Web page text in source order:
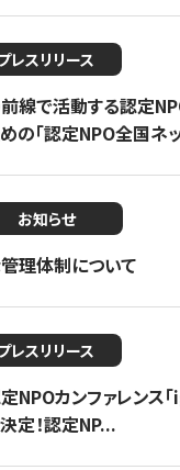
レスリリース
線で活動する認定
の「認定NPO全国ネ
お知らせ
理体制について
レスリリース
NPOカンファレンス
定！認定NP...